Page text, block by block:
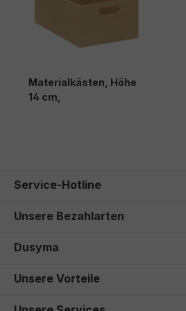
Materialkästen, Höhe
14 cm,
Service-Hotline
Unsere Bezahlarten
Dusyma
Unsere Vorteile